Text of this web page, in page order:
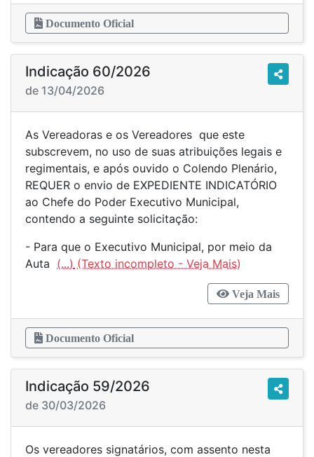
Documento Oficial
Indicação 60/2026
de 13/04/2026
As Vereadoras e os Vereadores que este
subscrevem, no uso de suas atribuições legais e
regimentais, e após ouvido o Colendo Plenário,
REQUER o envio de EXPEDIENTE INDICATÓRIO
ao Chefe do Poder Executivo Municipal,
contendo a seguinte solicitação:
- Para que o Executivo Municipal, por meio da
Auta (...)
Veja Mais
Documento Oficial
Indicação 59/2026
de 30/03/2026
Os vereadores signatários, com assento nesta